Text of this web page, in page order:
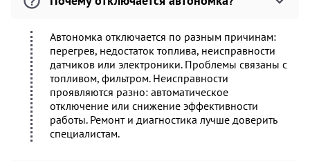
Автономка отключается по разным причинам:
перегрев, недостаток топлива, неисправности
датчиков или электроники. Проблемы связаны с
топливом, фильтром. Неисправности
проявляются разно: автоматическое
отключение или снижение эффективности
работы. Ремонт и диагностика лучше доверить
специалистам.